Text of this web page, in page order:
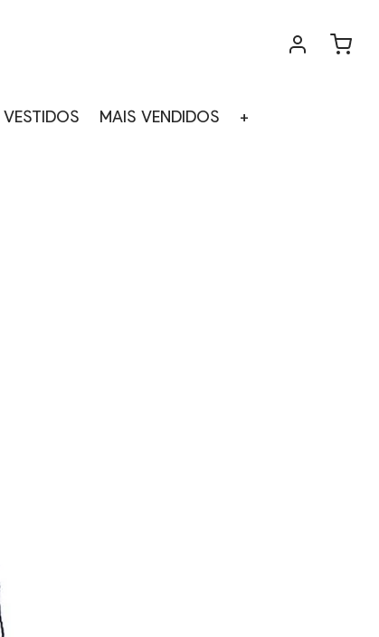
VESTIDOS MAIS VENDIDOS +